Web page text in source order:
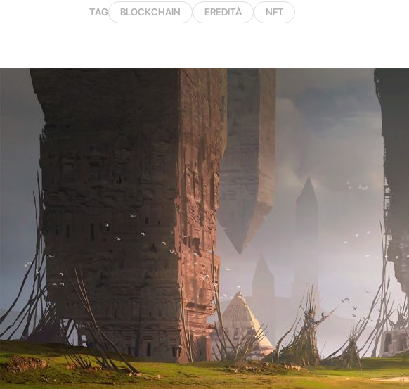
TAG BLOCKCHAIN EREDITÀ NFT